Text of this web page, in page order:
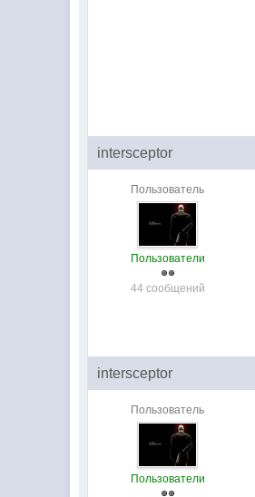
intersceptor
Пользователь
Пользователи
44 сообщений
intersceptor
Пользователь
Пользователи